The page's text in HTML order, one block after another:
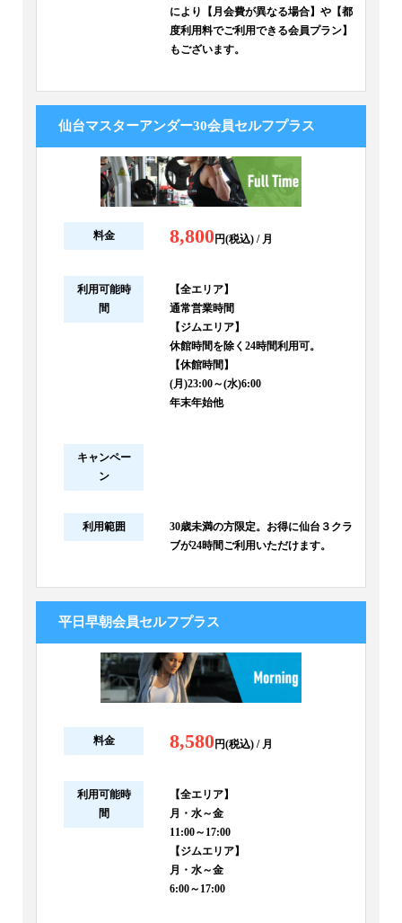
により【月会費が異なる場合】や【都
度利用料でご利用できる会員プラン】
もございます。
仙台マスターアンダー30会員セルフプラス
料金 8,800円(税込) / 月
利用可能時
間
【全エリア】
通常営業時間
【ジムエリア】
休館時間を除く24時間利用可。
【休館時間】
(月)23:00～(水)6:00
年末年始他
キャンペー
ン
利用範囲
30歳未満の方限定。お得に仙台３クラ
ブが24時間ご利用いただけます。
平日早朝会員セルフプラス
料金 8,580円(税込) / 月
利用可能時
間
【全エリア】
月・水～金
11:00～17:00
【ジムエリア】
月・水～金
6:00～17:00